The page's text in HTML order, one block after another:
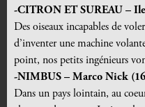
-CITRON ET SUREAU –
Des oiseaux incapables de
d’inventer une machine
point, nos petits ingénieurs
-NIMBUS – Marco Nick
Dans un pays lointain, au